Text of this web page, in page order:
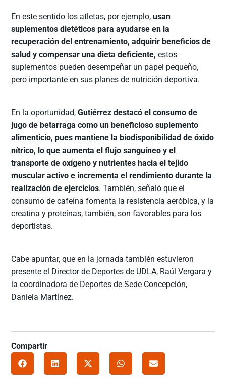
En este sentido los atletas, por ejemplo,usan
suplementos dietéticos para ayudarse en la
recuperación del entrenamiento, adquirir beneficios de
salud y compensar una dieta deficiente,estos
suplementos pueden desempeñar un papel pequeño,
pero importante en sus planes de nutrición deportiva.
En la oportunidad,Gutiérrez destacó el consumo de
jugo de betarraga como un beneficioso suplemento
alimenticio, pues mantiene la biodisponibilidad de óxido
nítrico, lo que aumenta el flujo sanguíneo y el
transporte de oxígeno y nutrientes hacia el tejido
muscular activo e incrementa el rendimiento durante la
realización de ejercicios. También, señaló que el
consumo de cafeína fomenta la resistencia aeróbica, y la
creatina y proteínas, también, son favorables para los
deportistas.
Cabe apuntar, que en la jornada también estuvieron
presente el Director de Deportes de UDLA, Raúl Vergara y
la coordinadora de Deportes de Sede Concepción,
Daniela Martínez.
Compartir